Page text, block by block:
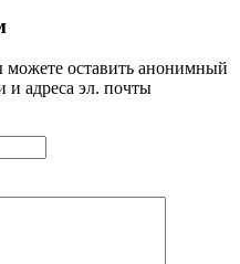
оставить анонимный
и адреса эл. почты